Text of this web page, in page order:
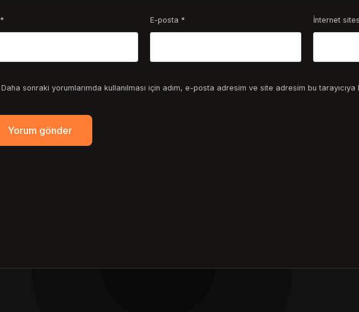
* E-posta * İnternet
Daha sonraki yorumlarımda kullanılması için adım, e-posta adresim ve site adresim bu